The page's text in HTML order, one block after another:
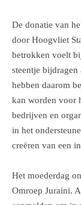
De donatie van
door Hoogvliet
betrokken voelt
steentje bijdragen
hebben daarom
kan worden voor
bedrijven en
in het
creëren van een
Het moederdag
Omroep Juraini.